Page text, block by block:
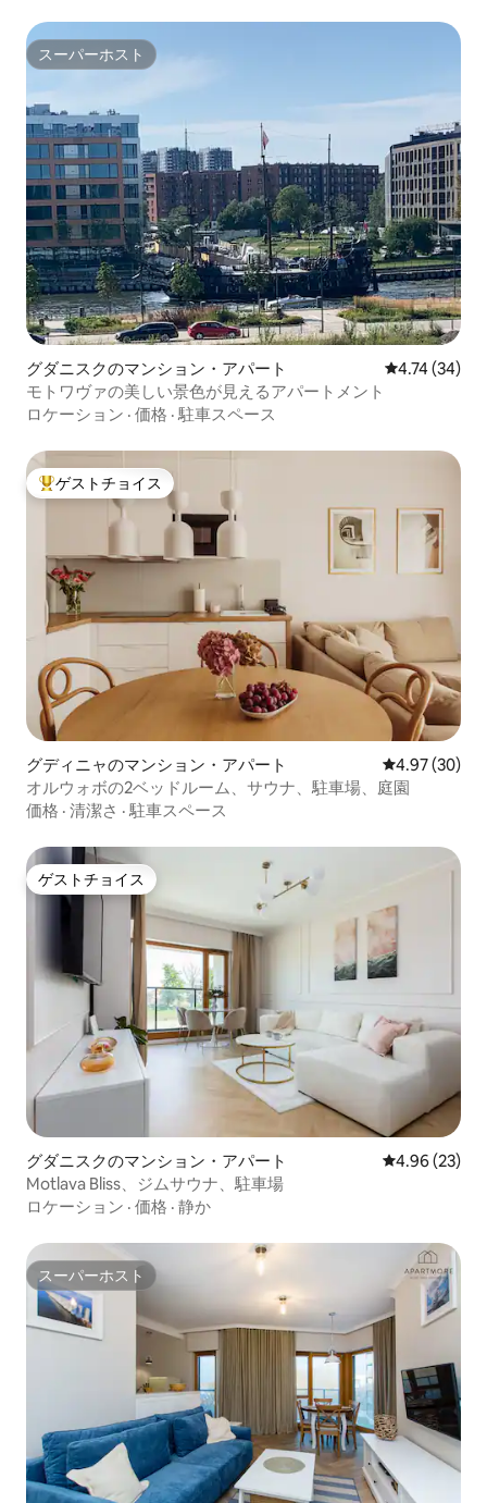
スーパーホスト
スーパーホスト
グダニスクのマンション・アパート レビュー34
4.74 (34)
モトワヴァの美しい景色が見えるアパートメント
ロケーション · 価格 ·駐車スペース
大好評のゲストチョイスです。
ゲストチョイス
グディニャのマンション・アパート レビュー30
4.97 (30)
オルウォボの2ベッドルーム、サウナ、駐車場、庭園
価格 · 清潔さ ·駐車スペース
ゲストチョイス
ゲストチョイス
グダニスクのマンション・アパート レビュー23
4.96 (23)
Motlava Bliss、ジムサウナ、駐車場
ロケーション · 価格 · 静か
スーパーホスト
スーパーホスト